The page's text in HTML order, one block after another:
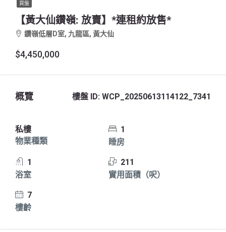
買盤
【黃大仙鑽嶺: 放賣】*連租約放售*
鑽嶺低層D室, 九龍區, 黃大仙
$4,450,000
概覽 樓盤 ID: WCP_20250613114122_7341
私樓
物業種類
1
睡房
1
浴室
211
實用面積（呎）
7
樓齡